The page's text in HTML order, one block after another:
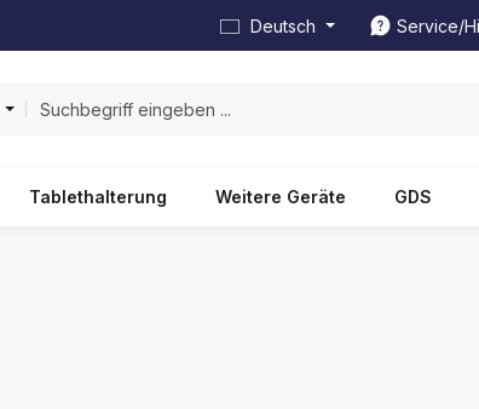
Deutsch Service/
Tablethalterung Weitere Geräte GDS